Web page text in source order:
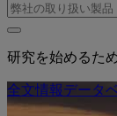
研究を始めるた
全文情報データ